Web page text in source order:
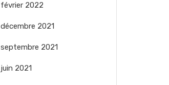
février 2022
décembre 2021
septembre 2021
juin 2021